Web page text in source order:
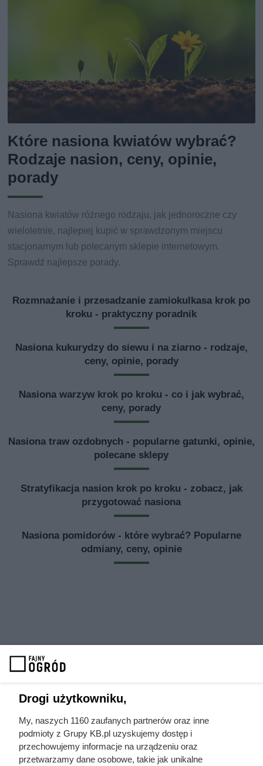
Które nasiona kwiatów wybrać?
Rodzaje nasion, ceny, opinie,
porady
Nasiona kwiatów różnego rodzaju, jak jednoroczne czy
wieloletnie, najlepiej kupić w sprawdzonym miejscu
stacjonarnym lub polecanym sklepie internetowym.
Sprawdź najlepsze porady.
Rozmnażanie i przesadzanie zamiokulkasa krok po
kroku - praktyczny poradnik
Nasiona kukurydzy do siewu i na ziarno - rodzaje,
ceny, opinie, porady
Nasiona warzyw krok po kroku - co i jak wybrać,
ceny, porady
Nasiona traw ozdobnych - popularne gatunki, opinie,
polecane sklepy
Stratyfikacja nasion krok po kroku - zobacz, jak
przygotować nasiona
Nasiona pomidorów - które wybrać? Popularne
odmiany, ceny, opinie
Drogi użytkowniku,
My, naszych 1160 zaufanych partnerów oraz inne
podmioty z Grupy KB.pl uzyskujemy dostęp i
przechowujemy informacje na urządzeniu oraz
przetwarzamy dane osobowe, takie jak unikalne